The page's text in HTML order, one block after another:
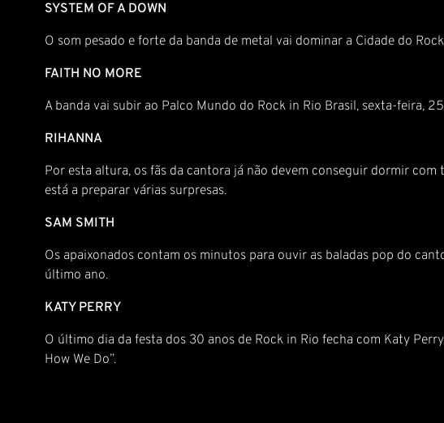
SYSTEM OF A DOWN
O som pesado e forte da banda de metal vai dominar a Cidade do
FAITH NO MORE
A banda vai subir ao Palco Mundo do Rock in Rio Brasil, sexta-feira,
RIHANNA
Por esta altura, os fãs da cantora já não devem conseguir dormir
está a preparar várias surpresas.
SAM SMITH
Os apaixonados contam os minutos para ouvir as baladas pop do
último ano.
KATY PERRY
O último dia da festa dos 30 anos de Rock in Rio fecha com Katy
How We Do”.